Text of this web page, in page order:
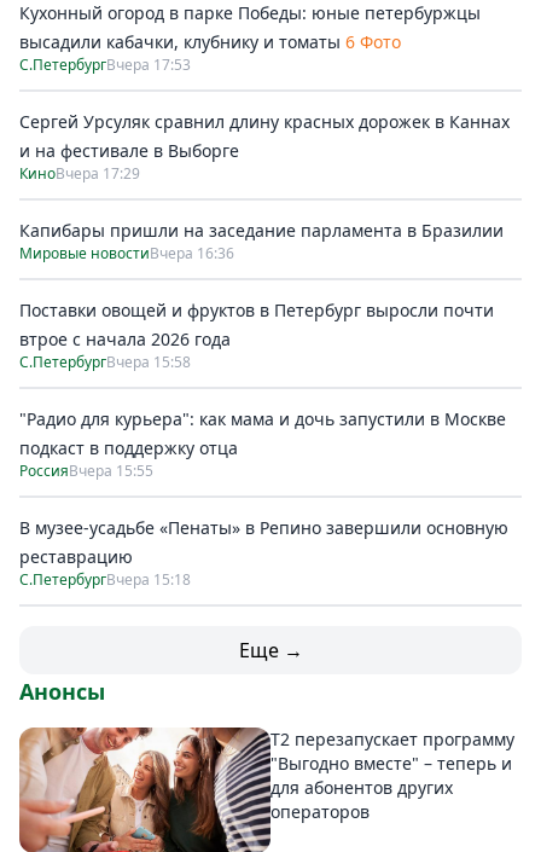
Кухонный огород в парке Победы: юные петербуржцы
высадили кабачки, клубнику и томаты 6 Фото
С.ПетербургВчера 17:53
Сергей Урсуляк сравнил длину красных дорожек в Каннах
и на фестивале в Выборге
КиноВчера 17:29
Капибары пришли на заседание парламента в Бразилии
Мировые новостиВчера 16:36
Поставки овощей и фруктов в Петербург выросли почти
втрое с начала 2026 года
С.ПетербургВчера 15:58
"Радио для курьера": как мама и дочь запустили в Москве
подкаст в поддержку отца
РоссияВчера 15:55
В музее-усадьбе «Пенаты» в Репино завершили основную
реставрацию
С.ПетербургВчера 15:18
Еще →
Анонсы
Т2 перезапускает программу
"Выгодно вместе" – теперь и
для абонентов других
операторов